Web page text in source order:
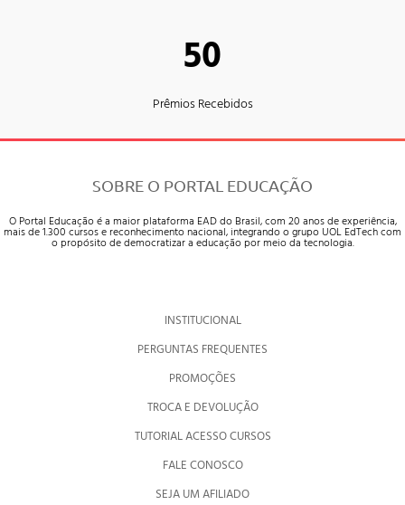
50
Prêmios Recebidos
SOBRE O PORTAL EDUCAÇÃO
O Portal Educação é a maior plataforma EAD do Brasil, com 20 anos de experiência,
mais de 1.300 cursos e reconhecimento nacional, integrando o grupo UOL EdTech com
o propósito de democratizar a educação por meio da tecnologia.
INSTITUCIONAL
PERGUNTAS FREQUENTES
PROMOÇÕES
TROCA E DEVOLUÇÃO
TUTORIAL ACESSO CURSOS
FALE CONOSCO
SEJA UM AFILIADO